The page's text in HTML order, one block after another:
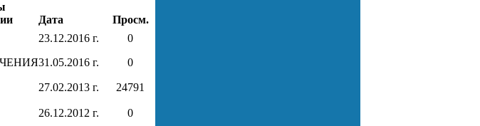
Дата
Просм.
23.12.2016 г.
0
31.05.2016 г.
0
27.02.2013 г.
24791
26.12.2012 г. 0